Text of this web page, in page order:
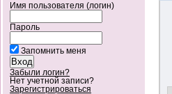
Имя пользователя (логин)
Пароль
Запомнить меня
Забыли логин?
Нет учетной записи?
Зарегистрироваться